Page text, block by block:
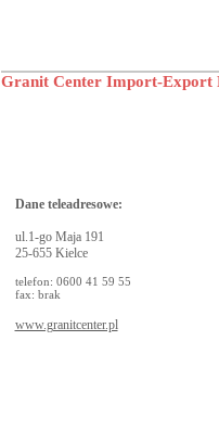
Granit Center Import-Export
Dane teleadresowe:
ul.1-go Maja 191
25-655 Kielce
telefon: 0600 41 59 55
fax: brak
www.granitcenter.pl